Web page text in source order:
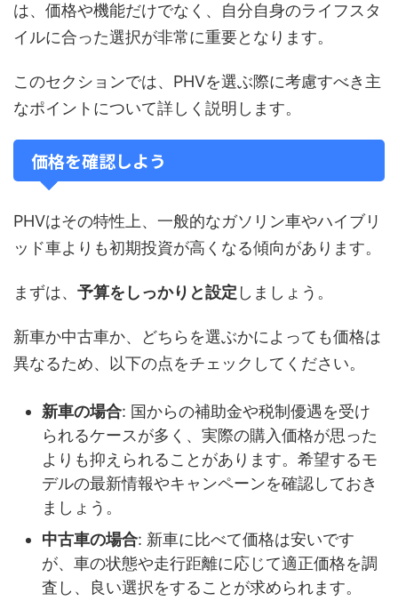
は、価格や機能だけでなく、自分自身のライフスタ
イルに合った選択が非常に重要となります。
このセクションでは、PHVを選ぶ際に考慮すべき主
なポイントについて詳しく説明します。
価格を確認しよう
PHVはその特性上、一般的なガソリン車やハイブリ
ッド車よりも初期投資が高くなる傾向があります。
まずは、 予算をしっかりと設定 しましょう。
新車か中古車か、どちらを選ぶかによっても価格は
異なるため、以下の点をチェックしてください。
新車の場合: 国からの補助金や税制優遇を受け
られるケースが多く、実際の購入価格が思った
よりも抑えられることがあります。希望するモ
デルの最新情報やキャンペーンを確認しておき
ましょう。
中古車の場合: 新車に比べて価格は安いです
が、車の状態や走行距離に応じて適正価格を調
査し、良い選択をすることが求められます。